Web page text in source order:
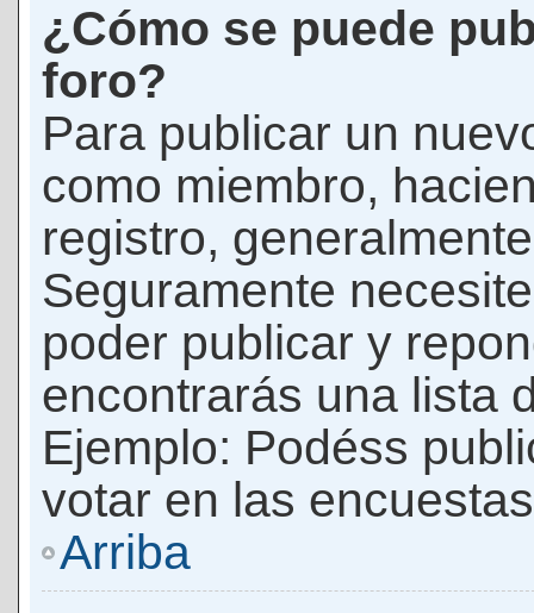
¿Cómo se puede
foro?
Para publicar un
como miembro,
registro,
Seguramente
poder publicar y
encontrarás una lista
Ejemplo: Podéss
votar en las
Arriba